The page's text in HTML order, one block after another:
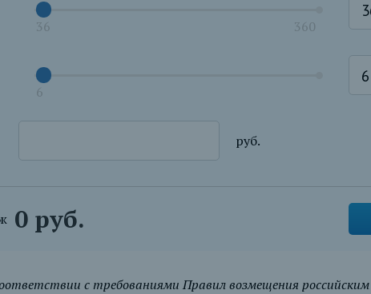
36
360
6
руб.
0 руб.
с требованиями Правил возмещения